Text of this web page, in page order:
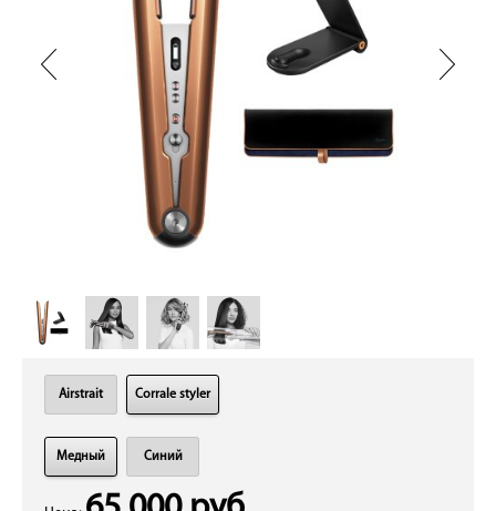
Airstrait Corrale styler
Медный Синий